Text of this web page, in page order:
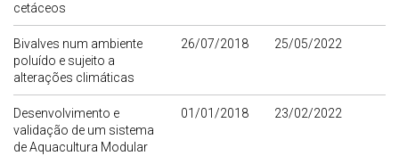
cetáceos
Bivalves num ambiente
poluído e sujeito a
alterações climáticas
26/07/2018 25/05/2022
Desenvolvimento e
validação de um sistema
de Aquacultura Modular
01/01/2018 23/02/2022